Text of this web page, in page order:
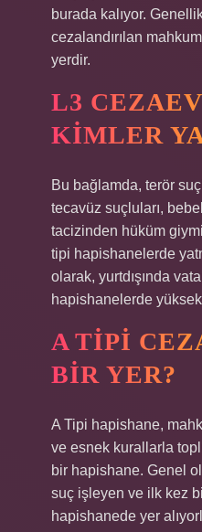
burada kalıyor.
cezalandırılan
yerdir.
L3
KIMLER
Bu bağlamda, terör
tecavüz suçluları,
tacizinden hüküm
tipi hapishanelerde
olarak, yurtdışında
hapishanelerde yüksek
A TIPI
BIR YER?
A Tipi hapishane,
ve esnek kurallarla
bir hapishane. Genel
suç işleyen ve ilk kez
hapishanede yer